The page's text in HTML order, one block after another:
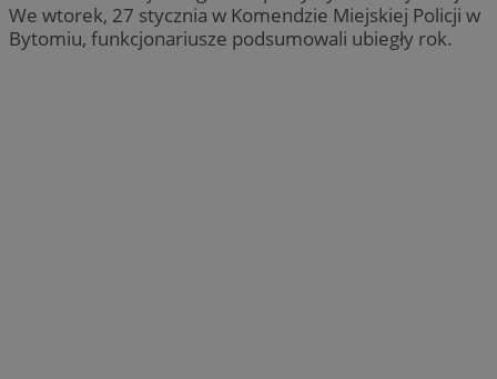
We wtorek, 27 stycznia w Komendzie Miejskiej Policji w
Bytomiu, funkcjonariusze podsumowali ubiegły rok.